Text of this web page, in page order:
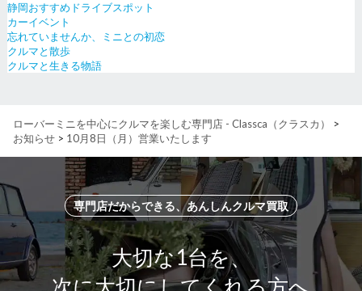
静岡おすすめドライブスポット
カーイベント
忘れていませんか、ミニとの初恋
クルマと散歩
クルマと生きる物語
ローバーミニを中心にクルマを楽しむ専門店 - Classca（クラスカ）
>
お知らせ > 10月8日（月）営業いたします
専門店だからできる、あんしんクルマ買取
大切な1台を、